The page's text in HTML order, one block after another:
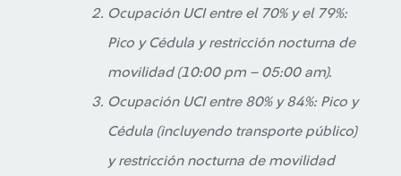
Ocupación UCI entre el 70% y el 79%:
Pico y Cédula y restricción nocturna de
movilidad (10:00 pm – 05:00 am).
Ocupación UCI entre 80% y 84%: Pico y
Cédula (incluyendo transporte público)
y restricción nocturna de movilidad